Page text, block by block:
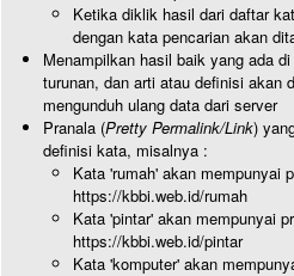
Ketika diklik hasil dari daftar
dengan kata pencarian akan
Menampilkan hasil baik yang ada
turunan, dan arti atau definisi akan
mengunduh ulang data dari server
Pranala (Pretty Permalink/Link)
definisi kata, misalnya :
Kata 'rumah' akan mempunyai
https://kbbi.web.id/rumah
Kata 'pintar' akan mempunyai
https://kbbi.web.id/pintar
Kata 'komputer' akan